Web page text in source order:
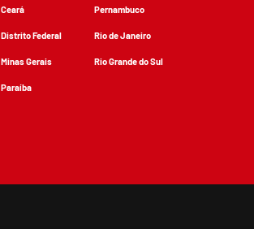
Ceará
Distrito Federal
Minas Gerais
Paraíba
Pernambuco
Rio de Janeiro
Rio Grande do Sul